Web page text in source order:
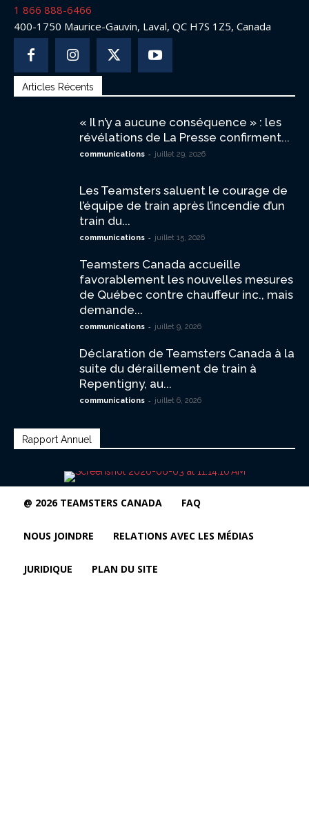
1 866 888-6466
400-1750 Maurice-Gauvin, Laval, QC H7S 1Z5, Canada
Articles Récents
« Il n’y a aucune conséquence » : les
révélations de La Presse confirment...
communications - juillet 29, 2026
Les Teamsters saluent le courage de
l’équipe de train après l’incendie d’un
train du...
communications - juillet 15, 2026
Teamsters Canada accueille
favorablement les nouvelles mesures
de Québec contre chauffeur inc., mais
demande...
communications - juillet 9, 2026
Déclaration de Teamsters Canada à la
suite du déraillement de train à
Repentigny, au...
communications - juillet 6, 2026
Rapport Annuel
@ 2026 TEAMSTERS CANADA FAQ
NOUS JOINDRE RELATIONS AVEC LES MÉDIAS
JURIDIQUE PLAN DU SITE